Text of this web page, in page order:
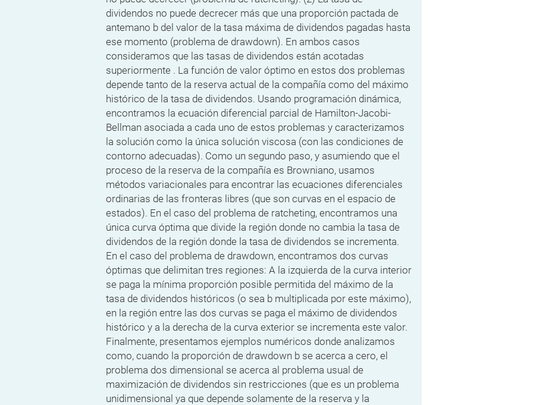
dividendos no puede decrecer más que una proporción pactada de
antemano b del valor de la tasa máxima de dividendos pagadas hasta
ese momento (problema de drawdown). En ambos casos
consideramos que las tasas de dividendos están acotadas
superiormente . La función de valor óptimo en estos dos problemas
depende tanto de la reserva actual de la compañía como del máximo
histórico de la tasa de dividendos. Usando programación dinámica,
encontramos la ecuación diferencial parcial de Hamilton-Jacobi-
Bellman asociada a cada uno de estos problemas y caracterizamos
la solución como la única solución viscosa (con las condiciones de
contorno adecuadas). Como un segundo paso, y asumiendo que el
proceso de la reserva de la compañía es Browniano, usamos
métodos variacionales para encontrar las ecuaciones diferenciales
ordinarias de las fronteras libres (que son curvas en el espacio de
estados). En el caso del problema de ratcheting, encontramos una
única curva óptima que divide la región donde no cambia la tasa de
dividendos de la región donde la tasa de dividendos se incrementa.
En el caso del problema de drawdown, encontramos dos curvas
óptimas que delimitan tres regiones: A la izquierda de la curva interior
se paga la mínima proporción posible permitida del máximo de la
tasa de dividendos históricos (o sea b multiplicada por este máximo),
en la región entre las dos curvas se paga el máximo de dividendos
histórico y a la derecha de la curva exterior se incrementa este valor.
Finalmente, presentamos ejemplos numéricos donde analizamos
como, cuando la proporción de drawdown b se acerca a cero, el
problema dos dimensional se acerca al problema usual de
maximización de dividendos sin restricciones (que es un problema
unidimensional ya que depende solamente de la reserva y la